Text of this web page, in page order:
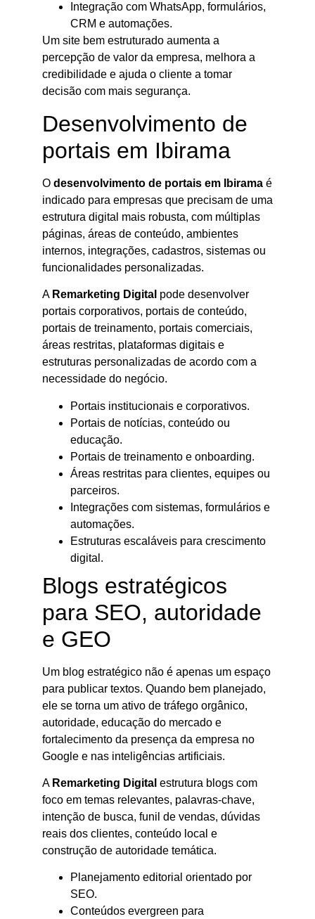
Integração com WhatsApp, formulários,
CRM e automações.
Um site bem estruturado aumenta a
percepção de valor da empresa, melhora a
credibilidade e ajuda o cliente a tomar
decisão com mais segurança.
Desenvolvimento de
portais em Ibirama
O desenvolvimento de portais em Ibirama é
indicado para empresas que precisam de uma
estrutura digital mais robusta, com múltiplas
páginas, áreas de conteúdo, ambientes
internos, integrações, cadastros, sistemas ou
funcionalidades personalizadas.
A Remarketing Digital pode desenvolver
portais corporativos, portais de conteúdo,
portais de treinamento, portais comerciais,
áreas restritas, plataformas digitais e
estruturas personalizadas de acordo com a
necessidade do negócio.
Portais institucionais e corporativos.
Portais de notícias, conteúdo ou
educação.
Portais de treinamento e onboarding.
Áreas restritas para clientes, equipes ou
parceiros.
Integrações com sistemas, formulários e
automações.
Estruturas escaláveis para crescimento
digital.
Blogs estratégicos
para SEO, autoridade
e GEO
Um blog estratégico não é apenas um espaço
para publicar textos. Quando bem planejado,
ele se torna um ativo de tráfego orgânico,
autoridade, educação do mercado e
fortalecimento da presença da empresa no
Google e nas inteligências artificiais.
A Remarketing Digital estrutura blogs com
foco em temas relevantes, palavras-chave,
intenção de busca, funil de vendas, dúvidas
reais dos clientes, conteúdo local e
construção de autoridade temática.
Planejamento editorial orientado por
SEO.
Conteúdos evergreen para